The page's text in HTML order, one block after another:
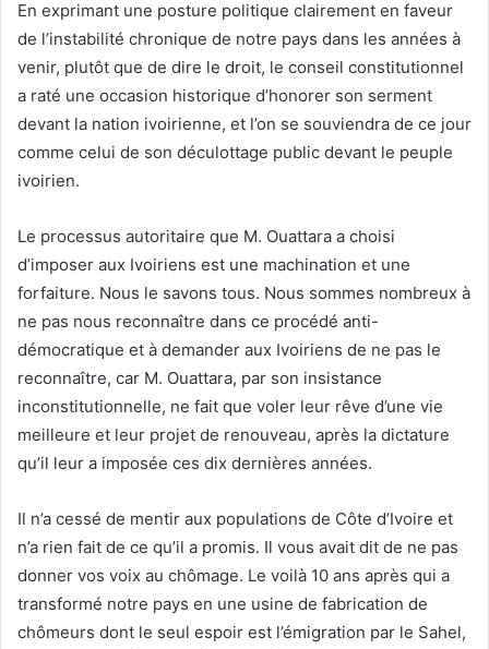
En exprimant une posture politique clairement en faveur
de l’instabilité chronique de notre pays dans les années à
venir, plutôt que de dire le droit, le conseil constitutionnel
a raté une occasion historique d’honorer son serment
devant la nation ivoirienne, et l’on se souviendra de ce jour
comme celui de son déculottage public devant le peuple
ivoirien.
Le processus autoritaire que M. Ouattara a choisi
d’imposer aux Ivoiriens est une machination et une
forfaiture. Nous le savons tous. Nous sommes nombreux à
ne pas nous reconnaître dans ce procédé anti-
démocratique et à demander aux Ivoiriens de ne pas le
reconnaître, car M. Ouattara, par son insistance
inconstitutionnelle, ne fait que voler leur rêve d’une vie
meilleure et leur projet de renouveau, après la dictature
qu’il leur a imposée ces dix dernières années.
Il n’a cessé de mentir aux populations de Côte d’Ivoire et
n’a rien fait de ce qu’il a promis. Il vous avait dit de ne pas
donner vos voix au chômage. Le voilà 10 ans après qui a
transformé notre pays en une usine de fabrication de
chômeurs dont le seul espoir est l’émigration par le Sahel,